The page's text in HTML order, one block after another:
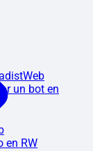
un bot en
en RW